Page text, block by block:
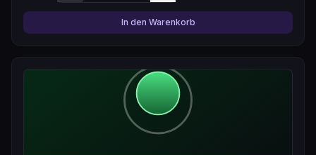
In den Warenkorb